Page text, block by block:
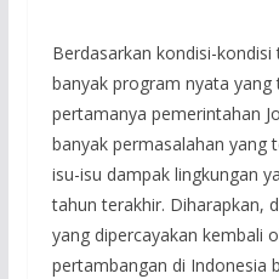
Berdasarkan kondisi-
banyak program nyata
pertamanya pemerintahan
banyak permasalahan yang
isu-isu dampak lingkungan
tahun terakhir. Diharapkan,
yang dipercayakan kembali
pertambangan di Indonesia